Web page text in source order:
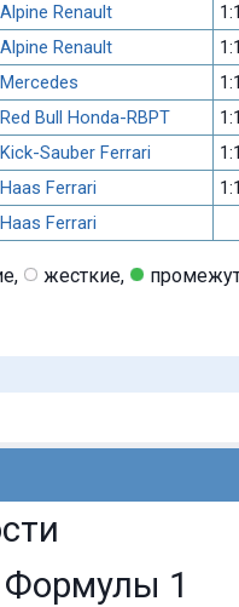
Alpine Renault
Alpine Renault
Mercedes
Red Bull Honda-RBPT
Kick-Sauber Ferrari
Haas Ferrari
Haas Ferrari
жесткие,
Формулы 1